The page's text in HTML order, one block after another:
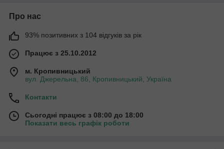
Про нас
93% позитивних з 104 відгуків за рік
Працює з 25.10.2012
м. Кропивницький
вул. Джерельна, 86, Кропивницький, Україна
Контакти
Сьогодні працює з 08:00 до 18:00
Показати весь графік роботи